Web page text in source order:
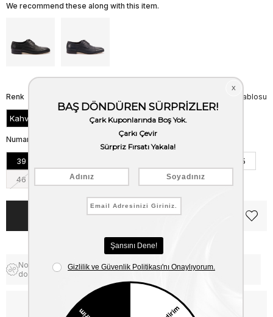
We recommend these along with this item.
Beden Tablosu
Renk
Kahve
Numara
39
45
46
Notify me when the price goes
down
Free Shipping
WhatsApp’tan Bilgi Al